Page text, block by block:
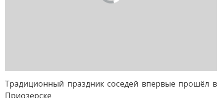
Традиционный праздник соседей впервые прошёл в
Приозерске